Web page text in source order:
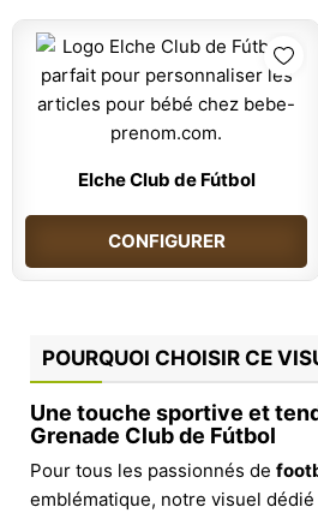
Elche Club de Fútbol
CONFIGURER
POURQUOI CHOISIR CE
Une touche sportive et
Grenade Club de Fútbol
Pour tous les passionnés de
emblématique, notre visuel dédié